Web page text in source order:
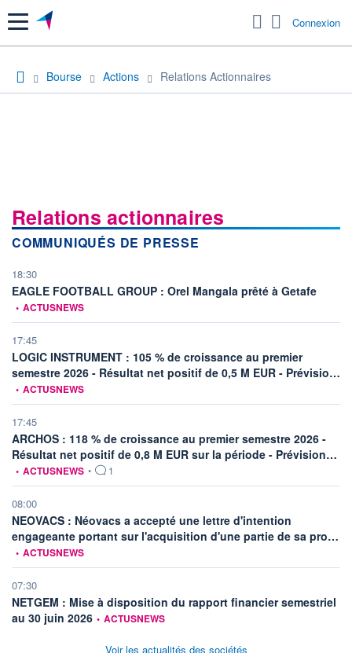
Menu Connexion
Bourse Actions Relations Actionnaires
Relations actionnaires
COMMUNIQUÉS DE PRESSE
18:30
EAGLE FOOTBALL GROUP : Orel Mangala prêté à Getafe
• ACTUSNEWS
17:45
LOGIC INSTRUMENT : 105 % de croissance au premier
semestre 2026 - Résultat net positif de 0,5 M EUR - Prévisio…
• ACTUSNEWS
17:45
ARCHOS : 118 % de croissance au premier semestre 2026 -
Résultat net positif de 0,8 M EUR sur la période - Prévision…
• ACTUSNEWS • 1
08:00
NEOVACS : Néovacs a accepté une lettre d'intention
engageante portant sur l'acquisition d'une partie de sa pro…
• ACTUSNEWS
07:30
NETGEM : Mise à disposition du rapport financier semestriel
au 30 juin 2026 information fournie par
• ACTUSNEWS
Voir les actualités des sociétés